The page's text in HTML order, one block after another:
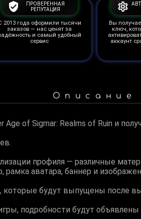
ПРОВЕРЕННАЯ
РЕПУТАЦИЯ
2013 года оформили тысячи
заказов — нас ценят за
и самый удобный
сервис
Вы
ключ,
аккаунт
Описание
of Sigmar: Realms of Ruin и
профиля — различные
аватара, баннер и
которые будут выпущены после
подробности будут объявлены